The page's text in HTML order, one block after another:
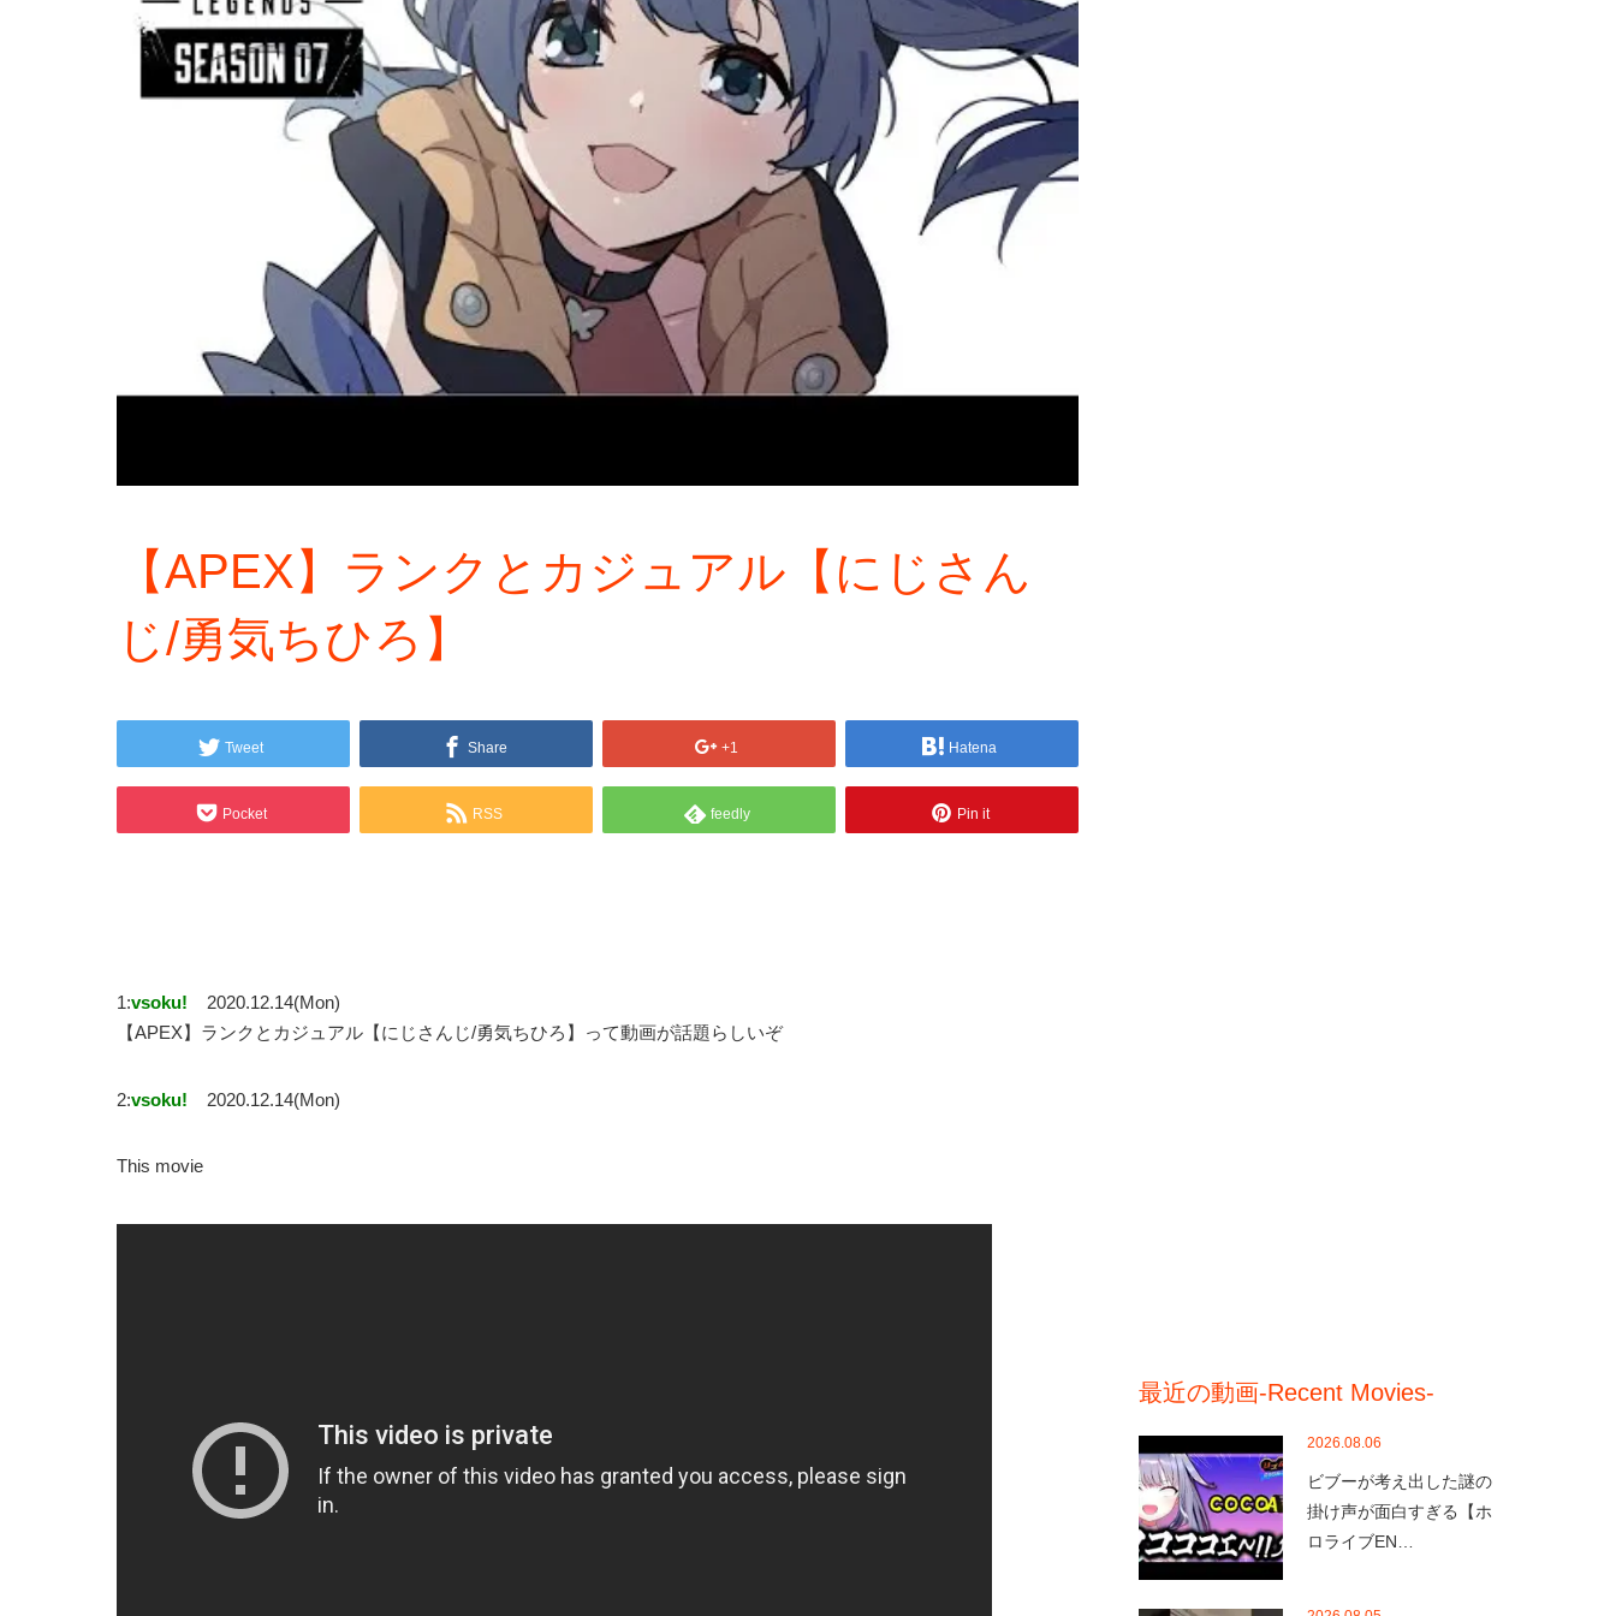
【APEX】ランクとカジュアル【にじさん
じ/勇気ちひろ】
Tweet Share +1 Hatena
Pocket RSS feedly Pin it
1:vsoku!
2020.12.14(Mon)
【APEX】ランクとカジュアル【にじさんじ/勇気ちひろ】って動画が話題らしいぞ
2:vsoku! 2020.12.14(Mon)
This movie
最近の動画-Recent Movies-
2026.08.06
ビブーが考え出した謎の
掛け声が面白すぎる【ホ
ロライブEN…